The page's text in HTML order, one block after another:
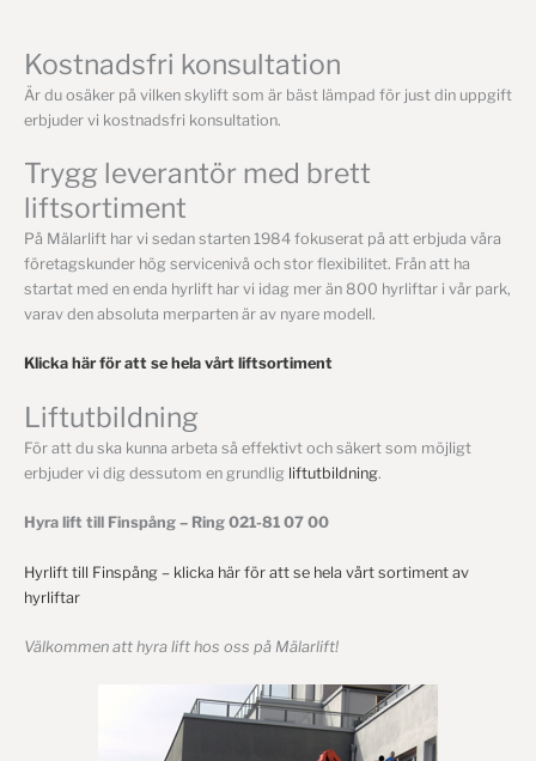
Kostnadsfri konsultation
Är du osäker på vilken skylift som är bäst lämpad för just din uppgift
erbjuder vi kostnadsfri konsultation.
Trygg leverantör med brett
liftsortiment
På Mälarlift har vi sedan starten 1984 fokuserat på att erbjuda våra
företagskunder hög servicenivå och stor flexibilitet. Från att ha
startat med en enda hyrlift har vi idag mer än 800 hyrliftar i vår park,
varav den absoluta merparten är av nyare modell.
Klicka här för att se hela vårt liftsortiment
Liftutbildning
För att du ska kunna arbeta så effektivt och säkert som möjligt
erbjuder vi dig dessutom en grundlig liftutbildning.
Hyra lift till Finspång – Ring 021-81 07 00
Hyrlift till Finspång – klicka här för att se hela vårt sortiment av
hyrliftar
Välkommen att hyra lift hos oss på Mälarlift!